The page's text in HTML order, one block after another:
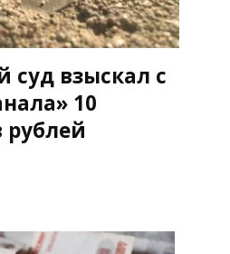
суд взыскал с
10